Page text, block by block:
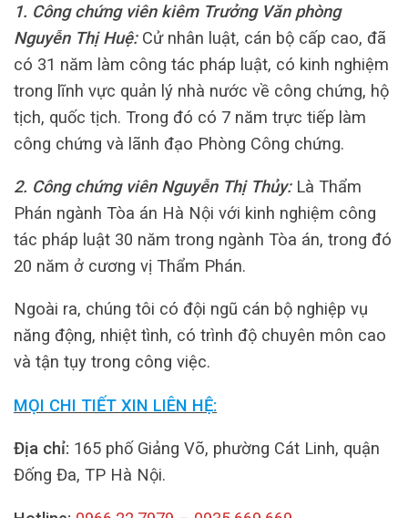
1. Công chứng viên kiêm Trưởng Văn phòng
Nguyễn Thị Huệ: Cử nhân luật, cán bộ cấp cao, đã
có 31 năm làm công tác pháp luật, có kinh nghiệm
trong lĩnh vực quản lý nhà nước về công chứng, hộ
tịch, quốc tịch. Trong đó có 7 năm trực tiếp làm
công chứng và lãnh đạo Phòng Công chứng.
2. Công chứng viên Nguyễn Thị Thủy:Là Thẩm
Phán ngành Tòa án Hà Nội với kinh nghiệm công
tác pháp luật 30 năm trong ngành Tòa án, trong đó
20 năm ở cương vị Thẩm Phán.
Ngoài ra, chúng tôi có đội ngũ cán bộ nghiệp vụ
năng động, nhiệt tình, có trình độ chuyên môn cao
và tận tụy trong công việc.
MỌI CHI TIẾT XIN LIÊN HỆ:
Địa chỉ: 165 phố Giảng Võ, phường Cát Linh, quận
Đống Đa, TP Hà Nội.